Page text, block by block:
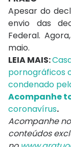
Apesar do
envio das
Federal.
maio.
LEIA MAIS:
pornográficos
condenado
Acompanhe
coronavírus.
Acompanhe
conteúdos